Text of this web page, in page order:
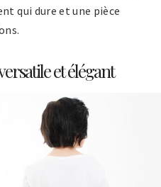
qui dure et une pièce
et élégant